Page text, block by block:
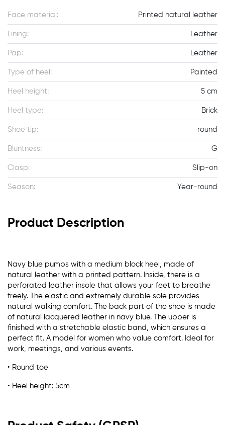
Face material: Printed natural leather
Lining: Leather
Pap: Leather
Type of heel: Painted
Heel height: 5 cm
Heel type: Brick
Shoe tip: round
Bluntness: G
Clasp: Slip-on
Season: Year-round
Product Description
Navy blue pumps with a medium block heel, made of
natural leather with a printed pattern. Inside, there is a
perforated leather insole that allows your feet to breathe
freely. The elastic and extremely durable sole provides
natural walking comfort. The back part of the shoe is made
of natural lacquered leather in navy blue. The upper is
finished with a stretchable elastic band, which ensures a
perfect fit. A model for women who value comfort. Ideal for
work, meetings, and various events.
• Round toe
• Heel height: 5cm